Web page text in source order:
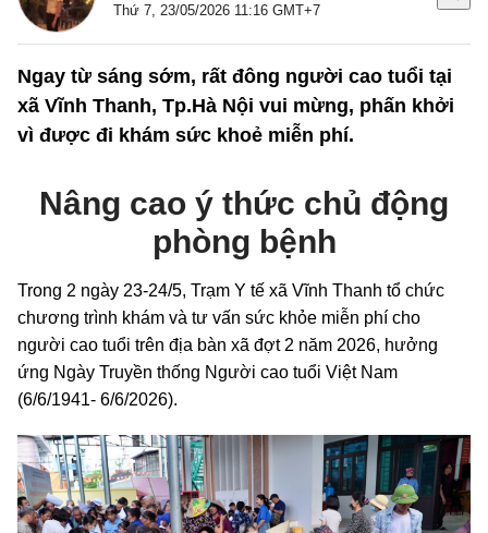
Thứ 7, 23/05/2026 11:16 GMT+7
Ngay từ sáng sớm, rất đông người cao tuổi tại
xã Vĩnh Thanh, Tp.Hà Nội vui mừng, phấn khởi
vì được đi khám sức khoẻ miễn phí.
Nâng cao ý thức chủ động
phòng bệnh
Trong 2 ngày 23-24/5, Trạm Y tế xã Vĩnh Thanh tổ chức
chương trình khám và tư vấn sức khỏe miễn phí cho
người cao tuổi trên địa bàn xã đợt 2 năm 2026, hưởng
ứng Ngày Truyền thống Người cao tuổi Việt Nam
(6/6/1941- 6/6/2026).